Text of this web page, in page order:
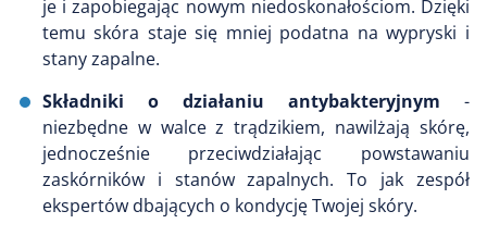
je i zapobiegając nowym niedoskonałościom. Dzięki
temu skóra staje się mniej podatna na wypryski i
stany zapalne.
Składniki o działaniu antybakteryjnym -
niezbędne w walce z trądzikiem, nawilżają skórę,
jednocześnie przeciwdziałając powstawaniu
zaskórników i stanów zapalnych. To jak zespół
ekspertów dbających o kondycję Twojej skóry.